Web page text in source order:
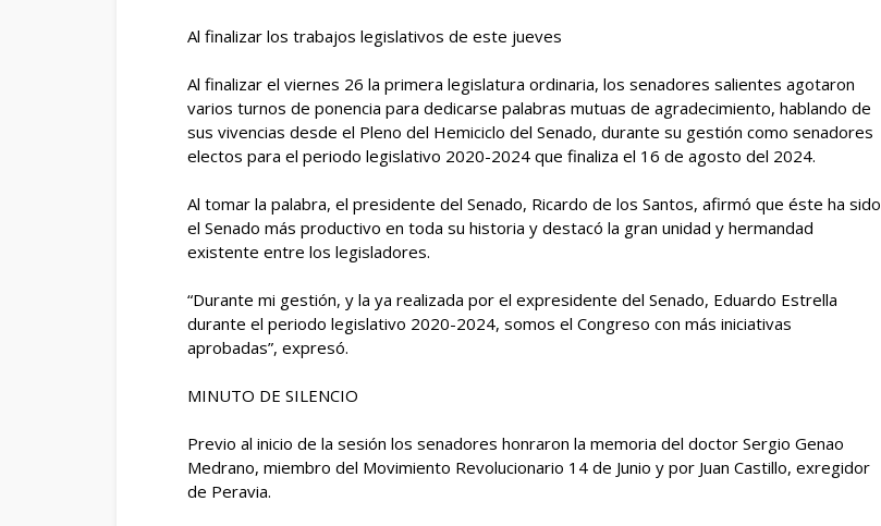
Al finalizar los trabajos legislativos de este jueves
Al finalizar el viernes 26 la primera legislatura ordinaria, los senadores salientes agotaron
varios turnos de ponencia para dedicarse palabras mutuas de agradecimiento, hablando de
sus vivencias desde el Pleno del Hemiciclo del Senado, durante su gestión como senadores
electos para el periodo legislativo 2020-2024 que finaliza el 16 de agosto del 2024.
Al tomar la palabra, el presidente del Senado, Ricardo de los Santos, afirmó que éste ha sido
el Senado más productivo en toda su historia y destacó la gran unidad y hermandad
existente entre los legisladores.
“Durante mi gestión, y la ya realizada por el expresidente del Senado, Eduardo Estrella
durante el periodo legislativo 2020-2024, somos el Congreso con más iniciativas
aprobadas”, expresó.
MINUTO DE SILENCIO
Previo al inicio de la sesión los senadores honraron la memoria del doctor Sergio Genao
Medrano, miembro del Movimiento Revolucionario 14 de Junio y por Juan Castillo, exregidor
de Peravia.